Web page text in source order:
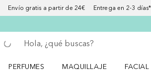
Envío gratis a partir de 24€ Entrega en 2-3
Regresar
Ejecutar búsqueda
PERFUMES
MAQUILLAJE
FACIAL